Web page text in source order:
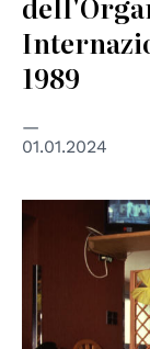
1989
01.01.2024
© UNESCO